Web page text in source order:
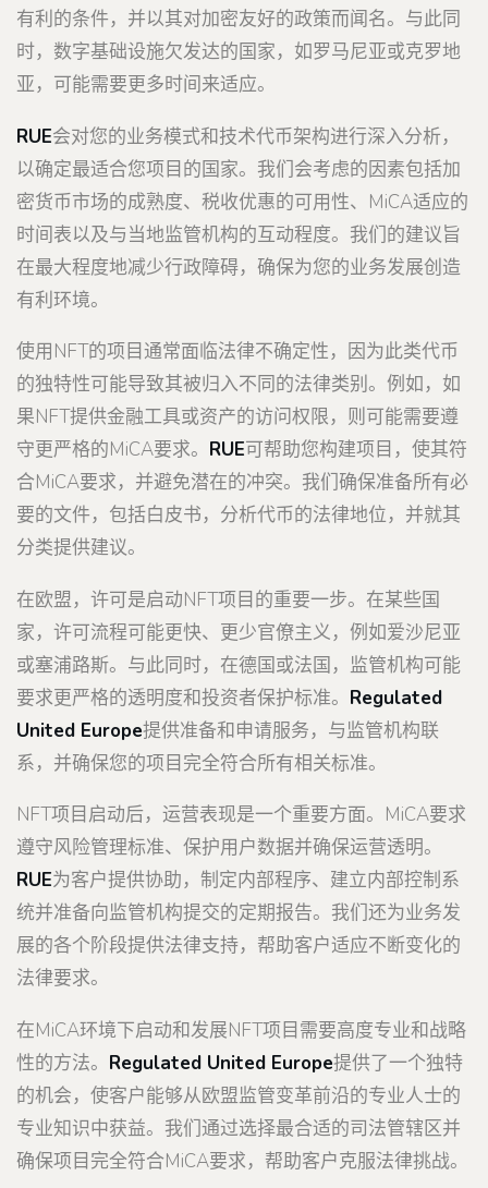
有利的条件，并以其对加密友好的政策而闻名。与此同
时，数字基础设施欠发达的国家，如罗马尼亚或克罗地
亚，可能需要更多时间来适应。
RUE会对您的业务模式和技术代币架构进行深入分析，
以确定最适合您项目的国家。我们会考虑的因素包括加
密货币市场的成熟度、税收优惠的可用性、MiCA适应的
时间表以及与当地监管机构的互动程度。我们的建议旨
在最大程度地减少行政障碍，确保为您的业务发展创造
有利环境。
使用NFT的项目通常面临法律不确定性，因为此类代币
的独特性可能导致其被归入不同的法律类别。例如，如
果NFT提供金融工具或资产的访问权限，则可能需要遵
守更严格的MiCA要求。 RUE可帮助您构建项目，使其符
合MiCA要求，并避免潜在的冲突。我们确保准备所有必
要的文件，包括白皮书，分析代币的法律地位，并就其
分类提供建议。
在欧盟，许可是启动NFT项目的重要一步。在某些国
家，许可流程可能更快、更少官僚主义，例如爱沙尼亚
或塞浦路斯。与此同时，在德国或法国，监管机构可能
要求更严格的透明度和投资者保护标准。 Regulated
United Europe提供准备和申请服务，与监管机构联
系，并确保您的项目完全符合所有相关标准。
NFT项目启动后，运营表现是一个重要方面。MiCA要求
遵守风险管理标准、保护用户数据并确保运营透明。
RUE为客户提供协助，制定内部程序、建立内部控制系
统并准备向监管机构提交的定期报告。我们还为业务发
展的各个阶段提供法律支持，帮助客户适应不断变化的
法律要求。
在MiCA环境下启动和发展NFT项目需要高度专业和战略
性的方法。 Regulated United Europe提供了一个独特
的机会，使客户能够从欧盟监管变革前沿的专业人士的
专业知识中获益。我们通过选择最合适的司法管辖区并
确保项目完全符合MiCA要求，帮助客户克服法律挑战。